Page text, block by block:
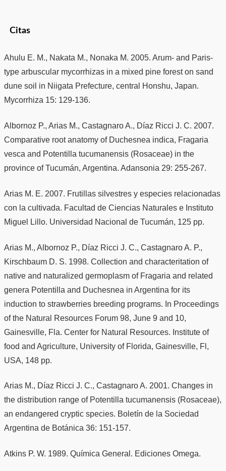
Citas
Ahulu E. M., Nakata M., Nonaka M. 2005. Arum- and Paris-
type arbuscular mycorrhizas in a mixed pine forest on sand
dune soil in Niigata Prefecture, central Honshu, Japan.
Mycorrhiza 15: 129-136.
Albornoz P., Arias M., Castagnaro A., Díaz Ricci J. C. 2007.
Comparative root anatomy of Duchesnea indica, Fragaria
vesca and Potentilla tucumanensis (Rosaceae) in the
province of Tucumán, Argentina. Adansonia 29: 255-267.
Arias M. E. 2007. Frutillas silvestres y especies relacionadas
con la cultivada. Facultad de Ciencias Naturales e Instituto
Miguel Lillo. Universidad Nacional de Tucumán, 125 pp.
Arias M., Albornoz P., Díaz Ricci J. C., Castagnaro A. P.,
Kirschbaum D. S. 1998. Collection and characteritation of
native and naturalized germoplasm of Fragaria and related
genera Potentilla and Duchesnea in Argentina for its
induction to strawberries breeding programs. In Proceedings
of the Natural Resources Forum 98, June 9 and 10,
Gainesville, Fla. Center for Natural Resources. Institute of
food and Agriculture, University of Florida, Gainesville, Fl,
USA, 148 pp.
Arias M., Díaz Ricci J. C., Castagnaro A. 2001. Changes in
the distribution range of Potentilla tucumanensis (Rosaceae),
an endangered cryptic species. Boletín de la Sociedad
Argentina de Botánica 36: 151-157.
Atkins P. W. 1989. Química General. Ediciones Omega.